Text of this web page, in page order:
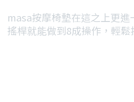
masa按摩椅墊在這之上更
搖桿就能做到8成操作，輕